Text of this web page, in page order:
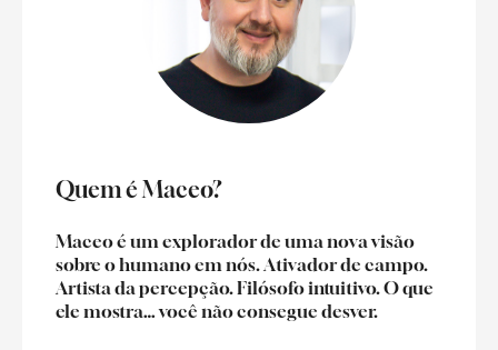
Quem é Maceo?
Maceo é um explorador de uma nova visão
sobre o humano em nós. Ativador de campo.
Artista da percepção. Filósofo intuitivo. O que
ele mostra… você não consegue desver.